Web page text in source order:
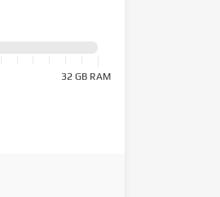
32 GB RAM